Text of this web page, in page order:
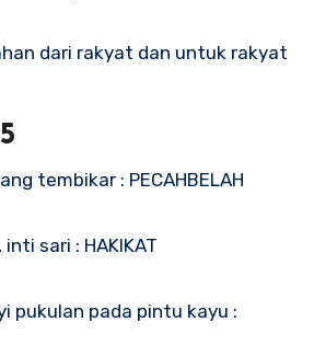
dari rakyat dan untuk rakyat
tembikar : PECAHBELAH
sari : HAKIKAT
pukulan pada pintu kayu :